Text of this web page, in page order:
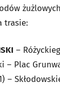
trasie:
–
– Plac
–